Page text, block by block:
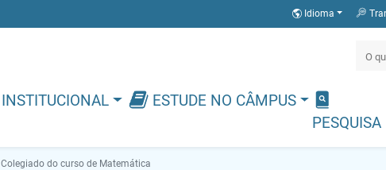
Idioma
INSTITUCIONAL
ESTUDE NO CÂMPUS
PESQUISA
Colegiado do curso de Matemática